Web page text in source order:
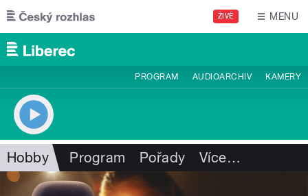
Přejít k hlavnímu obsahu
ŽIVĚ MENU
PROGRAM AUDIOARCHIV KAMERY
Hobby Program Pořady Více…